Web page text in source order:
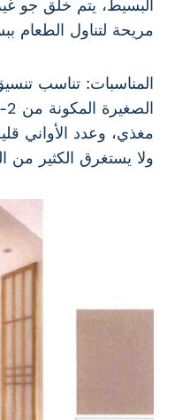
البسيط، يتم خلق جو
مريحة لتناول الطعام
المناسبات: تناسب
مغذي، وعدد الأواني
ولا يستغرق الكثير من